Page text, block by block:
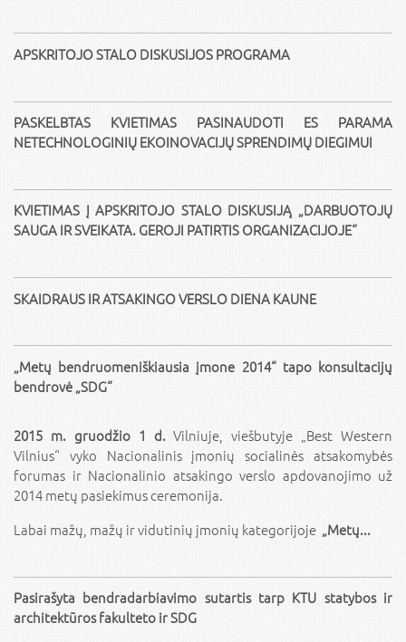
APSKRITOJO STALO DISKUSIJOS PROGRAMA
PASKELBTAS KVIETIMAS PASINAUDOTI ES PARAMA
NETECHNOLOGINIŲ EKOINOVACIJŲ SPRENDIMŲ DIEGIMUI
KVIETIMAS Į APSKRITOJO STALO DISKUSIJĄ „DARBUOTOJŲ
SAUGA IR SVEIKATA. GEROJI PATIRTIS ORGANIZACIJOJE“
SKAIDRAUS IR ATSAKINGO VERSLO DIENA KAUNE
„Metų bendruomeniškiausia įmone 2014“ tapo konsultacijų
bendrovė „SDG“
2015 m. gruodžio 1 d.Vilniuje, viešbutyje „Best Western
Vilnius“ vyko Nacionalinis įmonių socialinės atsakomybės
forumas ir Nacionalinio atsakingo verslo apdovanojimo už
2014 metų pasiekimus ceremonija.
Labai mažų, mažų ir vidutinių įmonių kategorijoje „Metų...
Pasirašyta bendradarbiavimo sutartis tarp KTU statybos ir
architektūros fakulteto ir SDG